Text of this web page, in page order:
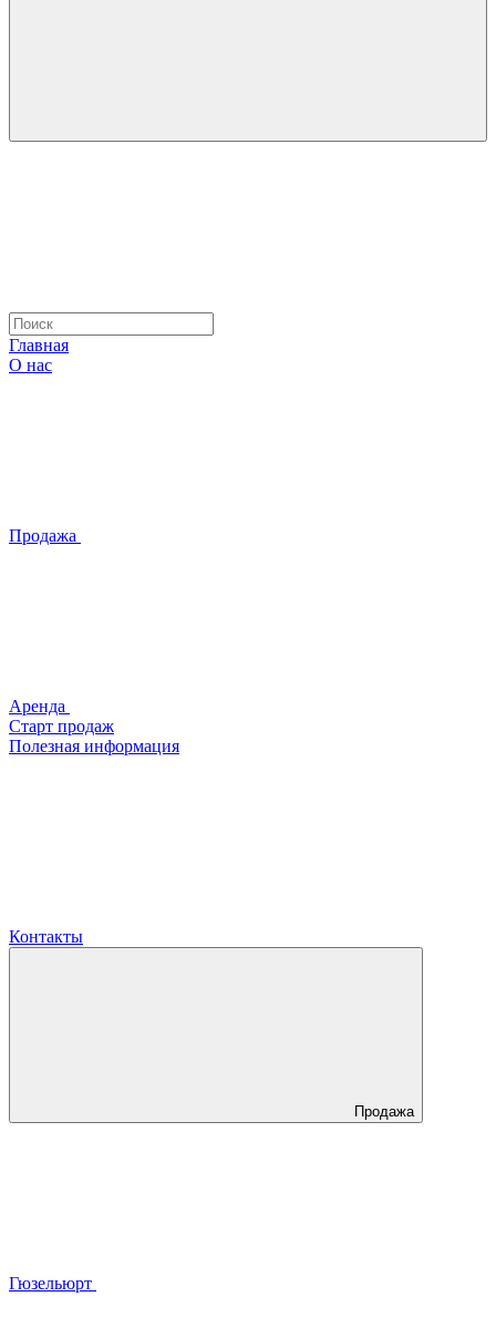
Главная
О нас
Продажа
Аренда
Старт продаж
Полезная информация
Контакты
Продажа
Гюзельюрт